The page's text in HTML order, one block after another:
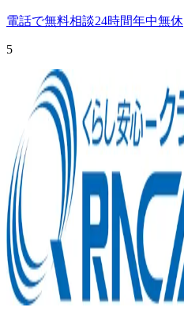
電話で無料相談24時間年中無休
5